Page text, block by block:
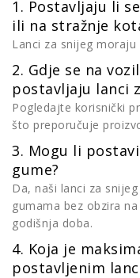
1. Postavljaju li
ili na stražnje
Lanci za snijeg
2. Gdje se na
postavljaju lanci
Pogledajte korisnički
što preporučuje
3. Mogu li
gume?
Da, naši lanci za
gumama bez obzira
godišnja doba.
4. Koja je
postavljenim